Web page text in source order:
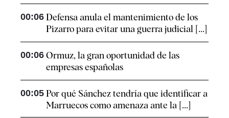
00:06 Defensa anula el mantenimiento de los
Pizarro para evitar una guerra judicial [...]
00:06 Ormuz, la gran oportunidad de las
empresas españolas
00:05 Por qué Sánchez tendría que identificar a
Marruecos como amenaza ante la [...]